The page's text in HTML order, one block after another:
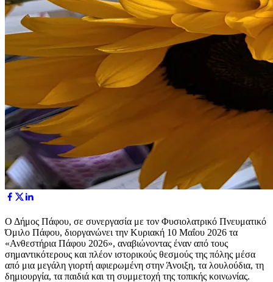
Ο Δήμος Πάφου, σε συνεργασία με τον Φυσιολατρικό Πνευματικό
Όμιλο Πάφου, διοργανώνει την Κυριακή 10 Μαΐου 2026 τα
«Ανθεστήρια Πάφου 2026», αναβιώνοντας έναν από τους
σημαντικότερους και πλέον ιστορικούς θεσμούς της πόλης μέσα
από μια μεγάλη γιορτή αφιερωμένη στην Άνοιξη, τα λουλούδια, τη
δημιουργία, τα παιδιά και τη συμμετοχή της τοπικής κοινωνίας.